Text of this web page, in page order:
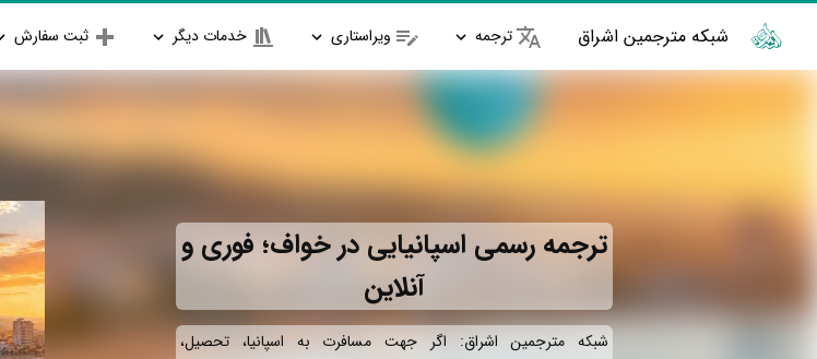
شبکه مترجمین اشراق ترجمه ویراستاری خدمات دیگر ثبت سفارش
ترجمه رسمی اسپانیایی در خواف؛ فوری و
آنلاین
شبکه مترجمین اشراق: اگر جهت مسافرت به اسپانیا، تحصیل،